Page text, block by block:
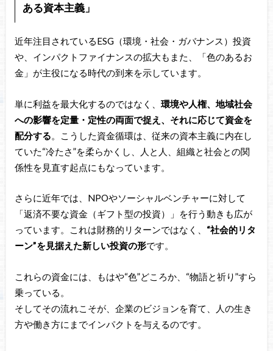
ある資本主義」
近年注目されているESG（環境・社会・ガバナンス）投資
や、インパクトファイナンスの拡大もまた、「色のあるお
金」が主役になる時代の到来を示しています。
単に利益を最大化するのではなく、 環境や人権、地域社会
への影響を定量・定性の両面で捉え、それに応じて資金を
配分する。こうした資金循環は、従来の資本主義に内在し
ていた“冷たさ”を柔らかくし、人と人、組織と社会との関
係性を見直す起点にもなっています。
さらに近年では、NPOやソーシャルベンチャーに対して
「返済不要な資金（ギフト型の投資）」を行う動きも広が
っています。これは財務的リターンではなく、 “社会的リタ
ーン”を見据えた新しい投資の形です。
これらの資金には、もはや“色”どころか、“物語と祈り”すら
乗っている。
そしてその流れこそが、企業のビジョンを育て、人の生き
方や働き方にまでインパクトを与えるのです。